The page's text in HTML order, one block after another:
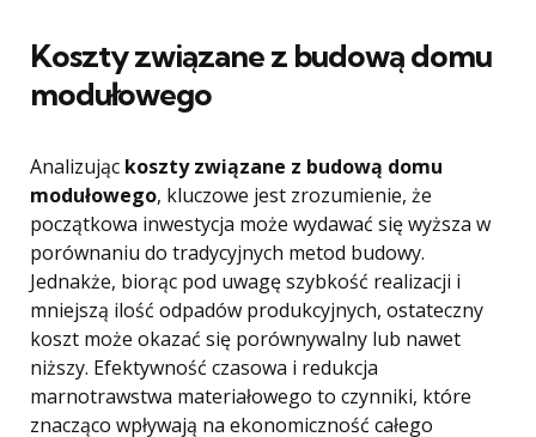
Koszty związane z budową domu
modułowego
Analizując koszty związane z budową domu
modułowego, kluczowe jest zrozumienie, że
początkowa inwestycja może wydawać się wyższa w
porównaniu do tradycyjnych metod budowy.
Jednakże, biorąc pod uwagę szybkość realizacji i
mniejszą ilość odpadów produkcyjnych, ostateczny
koszt może okazać się porównywalny lub nawet
niższy. Efektywność czasowa i redukcja
marnotrawstwa materiałowego to czynniki, które
znacząco wpływają na ekonomiczność całego